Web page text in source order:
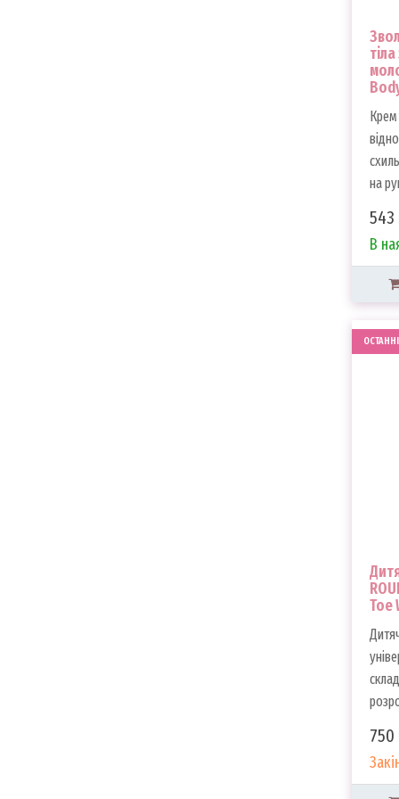
на
543
В
Toe
750